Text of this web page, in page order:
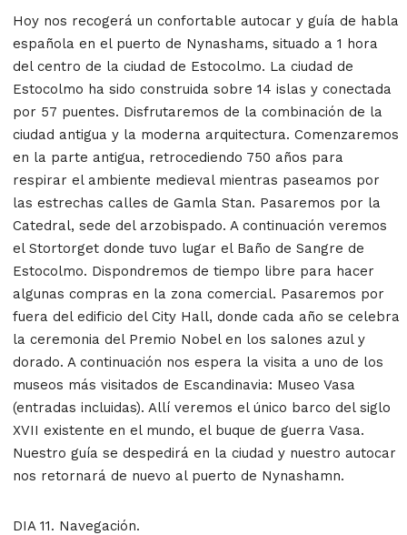
Hoy nos recogerá un confortable autocar y guía de habla
española en el puerto de Nynashams, situado a 1 hora
del centro de la ciudad de Estocolmo. La ciudad de
Estocolmo ha sido construida sobre 14 islas y conectada
por 57 puentes. Disfrutaremos de la combinación de la
ciudad antigua y la moderna arquitectura. Comenzaremos
en la parte antigua, retrocediendo 750 años para
respirar el ambiente medieval mientras paseamos por
las estrechas calles de Gamla Stan. Pasaremos por la
Catedral, sede del arzobispado. A continuación veremos
el Stortorget donde tuvo lugar el Baño de Sangre de
Estocolmo. Dispondremos de tiempo libre para hacer
algunas compras en la zona comercial. Pasaremos por
fuera del edificio del City Hall, donde cada año se celebra
la ceremonia del Premio Nobel en los salones azul y
dorado. A continuación nos espera la visita a uno de los
museos más visitados de Escandinavia: Museo Vasa
(entradas incluidas). Allí veremos el único barco del siglo
XVII existente en el mundo, el buque de guerra Vasa.
Nuestro guía se despedirá en la ciudad y nuestro autocar
nos retornará de nuevo al puerto de Nynashamn.
DIA 11. Navegación.